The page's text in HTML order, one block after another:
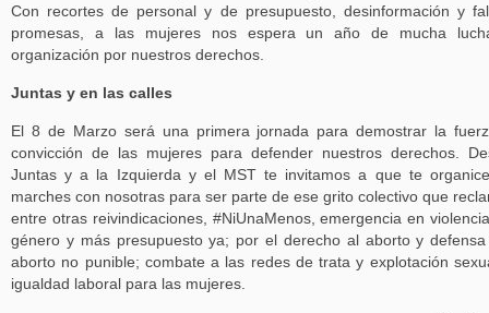
Con recortes de personal y de presupuesto, desinformación y
promesas, a las mujeres nos espera un año de mucha
organización por nuestros derechos.
Juntas y en las calles
El 8 de Marzo será una primera jornada para demostrar la
convicción de las mujeres para defender nuestros derechos.
Juntas y a la Izquierda y el MST te invitamos a que te
marches con nosotras para ser parte de ese grito colectivo que
entre otras reivindicaciones, #NiUnaMenos, emergencia en
género y más presupuesto ya; por el derecho al aborto y
aborto no punible; combate a las redes de trata y explotación
igualdad laboral para las mujeres.